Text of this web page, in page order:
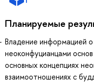
Планируемые
Владение информацией
неоконфуцианцами
основных концепциях
взаимоотношениях с